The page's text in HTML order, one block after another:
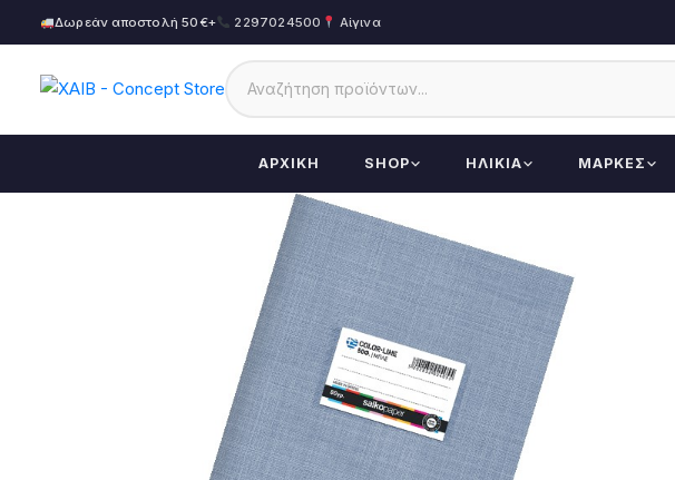
Δωρεάν αποστολή 50€+ 2297024500 Αίγινα
ΑΡΧΙΚΉ SHOP ΗΛΙΚΊΑ ΜΆΡΚΕΣ